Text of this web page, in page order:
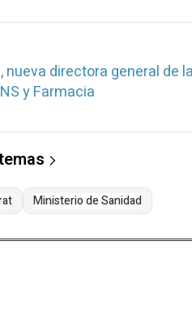
nueva directora general de
y Farmacia
Ministerio de Sanidad